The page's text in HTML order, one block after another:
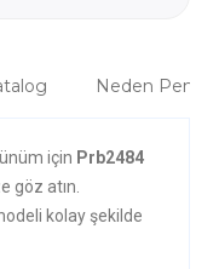
Neden Penta?
için Prb2484
göz atın.
kolay şekilde